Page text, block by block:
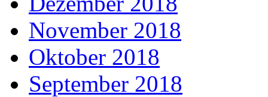
November 2018
Oktober 2018
September 2018